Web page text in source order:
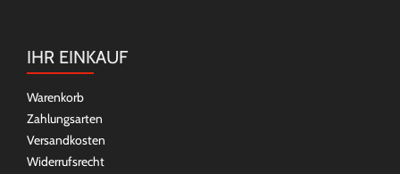
IHR EINKAUF
Warenkorb
Zahlungsarten
Versandkosten
Widerrufsrecht